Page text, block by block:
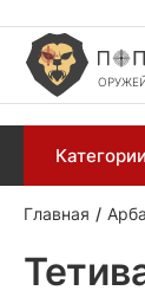
Категории
Главная